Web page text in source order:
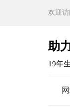
欢迎
助
19年